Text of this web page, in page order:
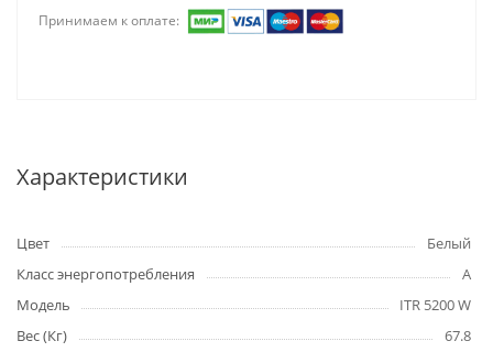
Принимаем к оплате:
Характеристики
Цвет
Белый
Класс энергопотребления
А
Модель
ITR 5200 W
Вес (Кг)
67.8